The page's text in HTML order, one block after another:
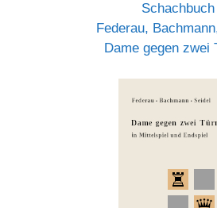
Schachbuch
Federau,
Dame gegen zwei